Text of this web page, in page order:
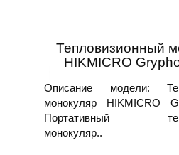
Тепловизионный
HIKMICRO
Описание модели:
монокуляр HIKMICRO
Портативный
монокуляр..